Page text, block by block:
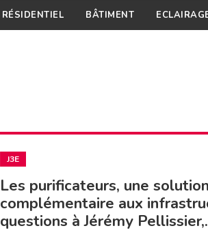
RÉSIDENTIEL BÂTIMENT
J3E
Les purificateurs, une
complémentaire aux
questions à Jérémy